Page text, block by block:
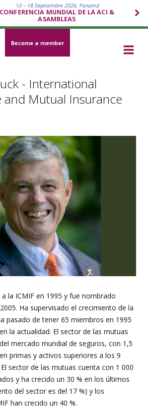
13 – 18 Septiembre 2026, Panamá
CONFERENCIA MUNDIAL DE LA ACI &
ASAMBLEAS
Become a member
- International
and Mutual Insurance
la ICMIF en 1995 y fue nombrado
Ha supervisado el crecimiento de la
pasado de tener 65 miembros en 1995
la actualidad. El sector de las mutuas
mercado mundial de seguros, con 1,5
primas y activos superiores a los 9
sector de las mutuas cuenta con 1 000
y ha crecido un 30 % en los últimos
del sector es del 17 %) y los
han crecido un 40 %.